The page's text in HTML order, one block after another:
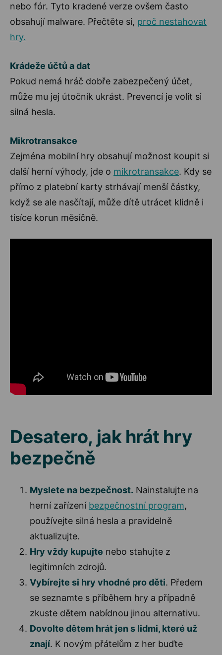
nebo fór. Tyto kradené verze ovšem často
obsahují malware. Přečtěte si, proč nestahovat
hry.
Krádeže účtů a dat
Pokud nemá hráč dobře zabezpečený účet,
může mu jej útočník ukrást. Prevencí je volit si
silná hesla.
Mikrotransakce
Zejména mobilní hry obsahují možnost koupit si
další herní výhody, jde o mikrotransakce. Kdy se
přímo z platební karty strhávají menší částky,
když se ale nasčítají, může dítě utrácet klidně i
tisíce korun měsíčně.
Desatero, jak hrát hry
bezpečně
Myslete na bezpečnost. Nainstalujte na
herní zařízení bezpečnostní program,
používejte silná hesla a pravidelně
aktualizujte.
Hry vždy kupujte nebo stahujte z
legitimních zdrojů.
Vybírejte si hry vhodné pro děti. Předem
se seznamte s příběhem hry a případně
zkuste dětem nabídnou jinou alternativu.
Dovolte dětem hrát jen s lidmi, které už
znají. K novým přátelům z her buďte